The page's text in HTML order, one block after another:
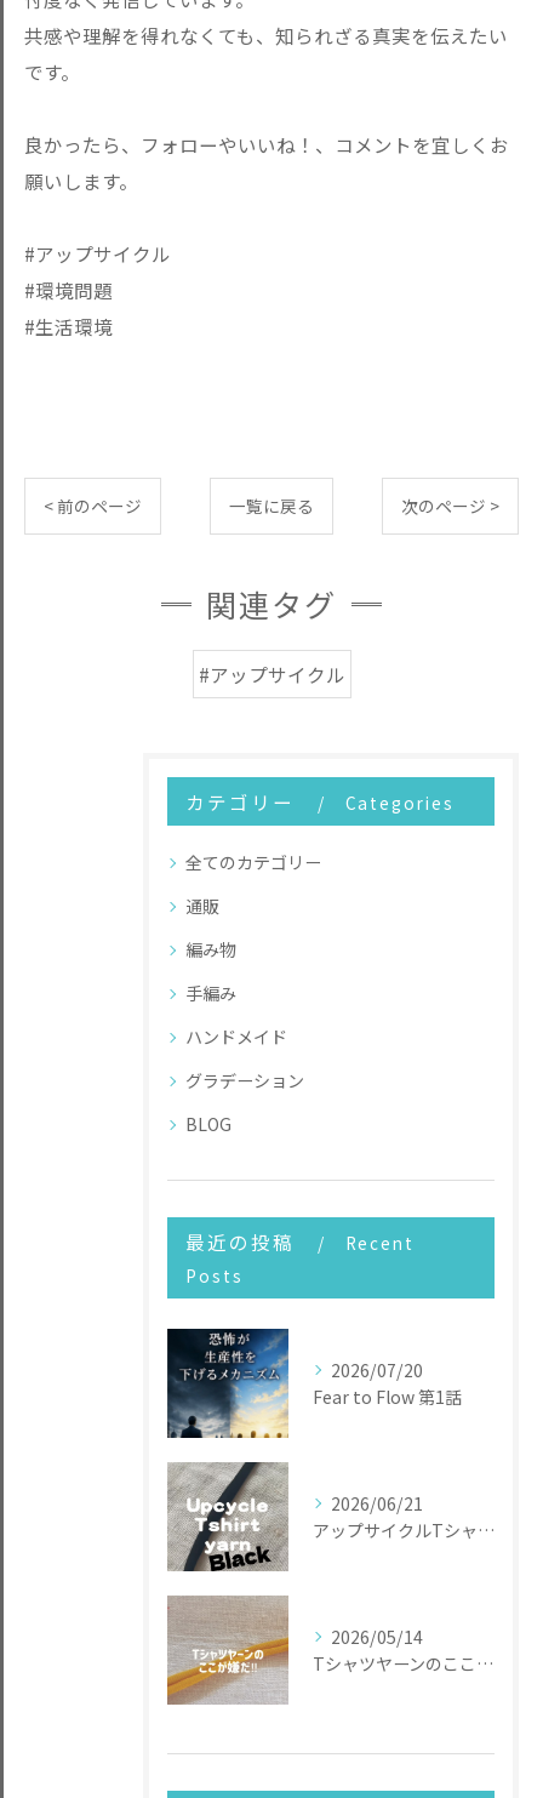
共感や理解を得れなくても、知られざる真実を伝えたい
です。
良かったら、フォローやいいね！、コメントを宜しくお
願いします。
#アップサイクル
#環境問題
#生活環境
< 前のページ 一覧に戻る 次のページ >
関連タグ
#アップサイクル
カテゴリー Categories
全てのカテゴリー
通販
編み物
手編み
ハンドメイド
グラデーション
BLOG
最近の投稿
Recent
Posts
2026/07/20
Fear to Flow 第1話
2026/06/21
アップサイクルTシャツヤーン
2026/05/14
Tシャツヤーンのここが嫌だ